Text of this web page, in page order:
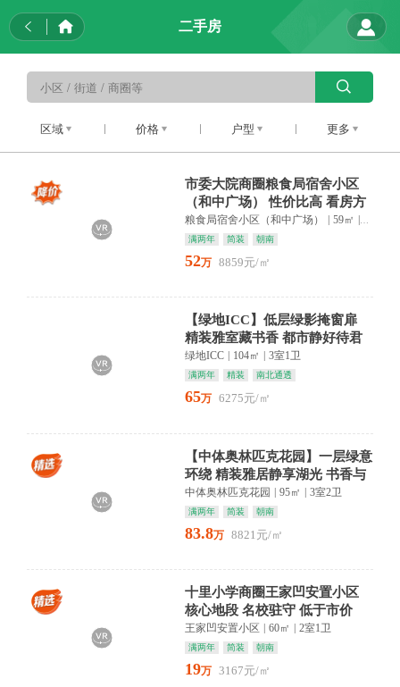
二手房
区域 价格 户型 更多
市委大院商圈粮食局宿舍小区
（和中广场） 性价比高 看房方
便 产权清晰
粮食局宿舍小区（和中广场） 59㎡ 3室2卫
满两年 简装 朝南
52万 8859元/㎡
【绿地ICC】低层绿影掩窗扉
精装雅室藏书香 都市静好待君
归
绿地ICC 104㎡ 3室1卫
满两年 精装 南北通透
65万 6275元/㎡
【中体奥林匹克花园】一层绿意
环绕 精装雅居静享湖光 书香与
自然共融
中体奥林匹克花园 95㎡ 3室2卫
满两年 简装 朝南
83.8万 8821元/㎡
十里小学商圈王家凹安置小区
核心地段 名校驻守 低于市价
王家凹安置小区 60㎡ 2室1卫
满两年 简装 朝南
19万 3167元/㎡